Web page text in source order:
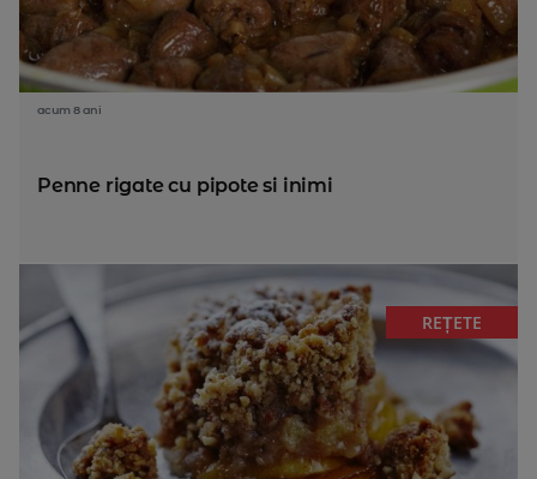
acum 8 ani
Penne rigate cu pipote si inimi
REȚETE